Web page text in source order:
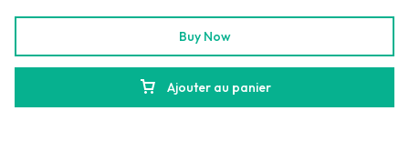
Ajouter au panier
Buy Now